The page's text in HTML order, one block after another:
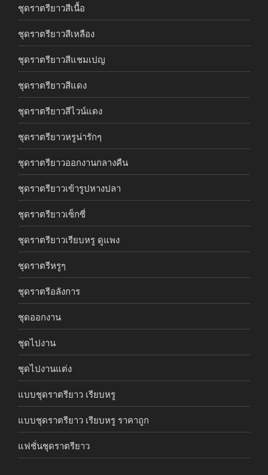
ชุดราตรียาวสีเนื้อ
ชุดราตรียาวสีเหลือง
ชุดราตรียาวสีแชมเปญ
ชุดราตรียาวสีแดง
ชุดราตรียาวสีไวน์แดง
ชุดราตรียาวหรูน่ารักๆ
ชุดราตรียาวออกงานกลางคืน
ชุดราตรียาวเข้ารูปหางปลา
ชุดราตรียาวเซ็กซี่
ชุดราตรียาวเรียบหรู ดูแพง
ชุดราตรีหรูๆ
ชุดราตรีอลังการ
ชุดออกงาน
ชุดไปงาน
ชุดไปงานแต่ง
แบบชุดราตรียาว เรียบหรู
แบบชุดราตรียาว เรียบหรู ราคาถูก
แฟชั่นชุดราตรียาว